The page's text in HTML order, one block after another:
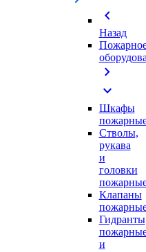
chevron_left
Назад
chevron_right
expand_more
Шкафы
Стволы,
рукава
и
головки
Клапаны
Гидранты
и